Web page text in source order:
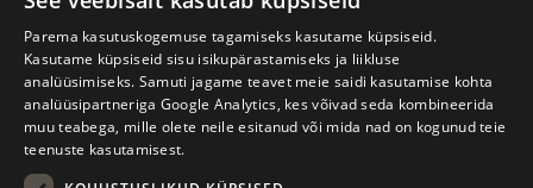
Parema kasutuskogemuse tagamiseks kasutame küpsiseid.
Kasutame küpsiseid sisu isikupärastamiseks ja liikluse
analüüsimiseks. Samuti jagame teavet meie saidi kasutamise kohta
analüüsipartneriga Google Analytics, kes võivad seda kombineerida
muu teabega, mille olete neile esitanud või mida nad on kogunud teie
teenuste kasutamisest.